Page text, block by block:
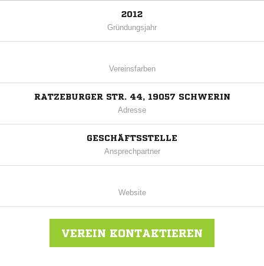
2012
Gründungsjahr
Vereinsfarben
RATZEBURGER STR. 44, 19057 SCHWERIN
Adresse
GESCHÄFTSSTELLE
Ansprechpartner
Website
VEREIN KONTAKTIEREN